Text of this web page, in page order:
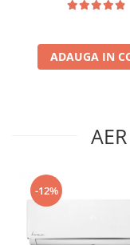
cm, Alb
ADAUGA IN
-12%